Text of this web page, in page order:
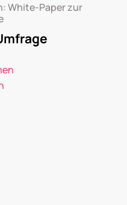
White-Paper zur